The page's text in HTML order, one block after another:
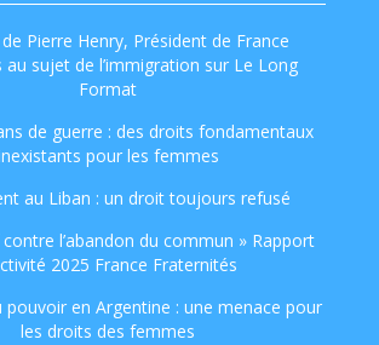
Pierre Henry, Président de France
au sujet de l’immigration sur Le Long
Format
de guerre : des droits fondamentaux
pour les femmes
au Liban : un droit toujours refusé
l’abandon du commun » Rapport
2025 France Fraternités
pouvoir en Argentine : une menace pour
les droits des femmes